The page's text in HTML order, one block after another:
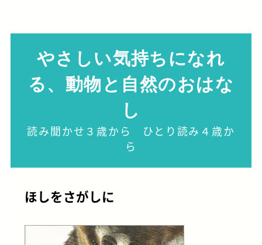
やさしい気持ちになれ
る、動物と自然のおはな
し
読み聞かせ３歳から ひとり読み４歳か
ら
ほしをさがしに